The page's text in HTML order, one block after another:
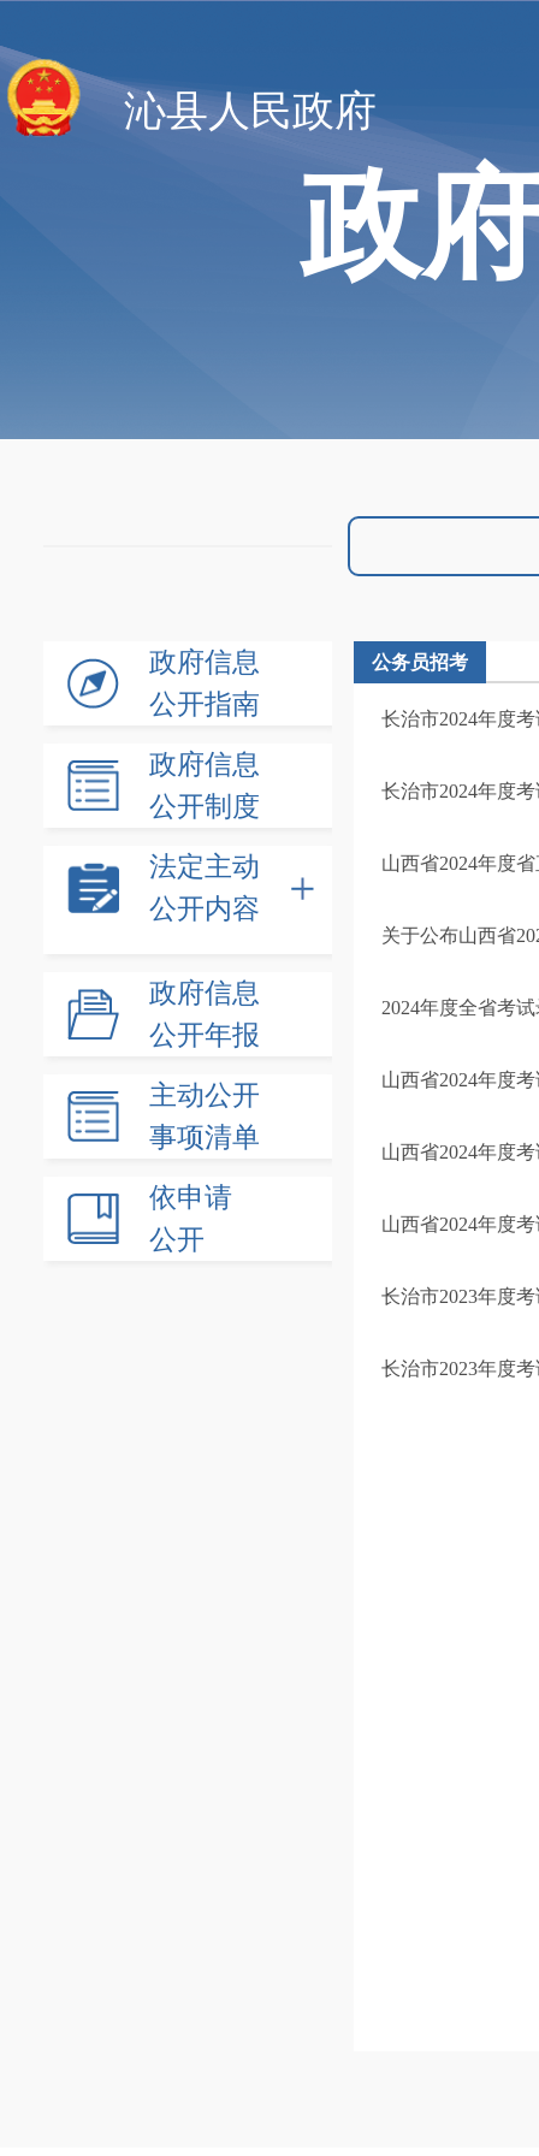
沁县人民政府
政
政府信息
公开指南
政府信息
公开制度
法定主动
公开内容
政府信息
公开年报
主动公开
事项清单
依申请
公开
公务员招考
长治市2024年度
长治市2024年度
山西省2024年度
关于公布山西省
2024年度全省考
山西省2024年度
山西省2024年度
山西省2024年度
长治市2023年度
长治市2023年度